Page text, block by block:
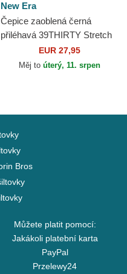
New Era
Čepice zaoblená černá
přiléhavá 39THIRTY Stretch
Mesh New York Yankees
MLB New Era
EUR 27,95
Měj to úterý, 11. srpen
Bros
Můžete platit pomocí:
Jakákoli platební karta
PayPal
Przelewy24